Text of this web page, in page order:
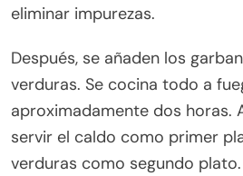
eliminar impurezas.
Después, se añaden los
verduras. Se cocina todo a
aproximadamente dos horas.
servir el caldo como primer
verduras como segundo plato.